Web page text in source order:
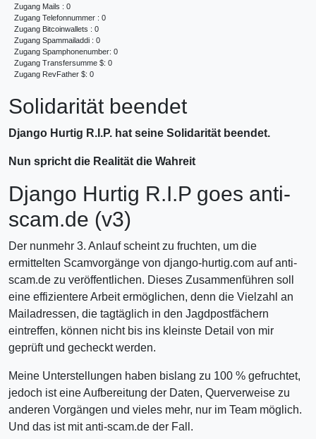
Zugang Mails : 0
Zugang Telefonnummer : 0
Zugang Bitcoinwallets : 0
Zugang Spammailaddi : 0
Zugang Spamphonenumber: 0
Zugang Transfersumme $: 0
Zugang RevFather $: 0
Solidarität beendet
Django Hurtig R.I.P. hat seine Solidarität beendet.
Nun spricht die Realität die Wahreit
Django Hurtig R.I.P goes anti-
scam.de (v3)
Der nunmehr 3. Anlauf scheint zu fruchten, um die
ermittelten Scamvorgänge von django-hurtig.com auf anti-
scam.de zu veröffentlichen. Dieses Zusammenführen soll
eine effizientere Arbeit ermöglichen, denn die Vielzahl an
Mailadressen, die tagtäglich in den Jagdpostfächern
eintreffen, können nicht bis ins kleinste Detail von mir
geprüft und gecheckt werden.
Meine Unterstellungen haben bislang zu 100 % gefruchtet,
jedoch ist eine Aufbereitung der Daten, Querverweise zu
anderen Vorgängen und vieles mehr, nur im Team möglich.
Und das ist mit anti-scam.de der Fall.